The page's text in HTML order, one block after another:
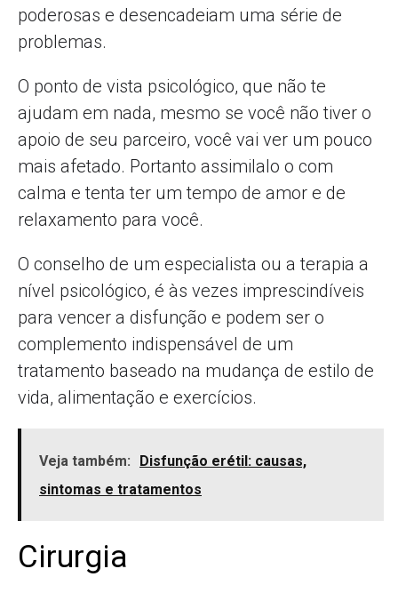
poderosas e desencadeiam uma série de
problemas.
O ponto de vista psicológico, que não te
ajudam em nada, mesmo se você não tiver o
apoio de seu parceiro, você vai ver um pouco
mais afetado. Portanto assimilalo o com
calma e tenta ter um tempo de amor e de
relaxamento para você.
O conselho de um especialista ou a terapia a
nível psicológico, é às vezes imprescindíveis
para vencer a disfunção e podem ser o
complemento indispensável de um
tratamento baseado na mudança de estilo de
vida, alimentação e exercícios.
Veja também:
Disfunção erétil: causas,
sintomas e tratamentos
Cirurgia